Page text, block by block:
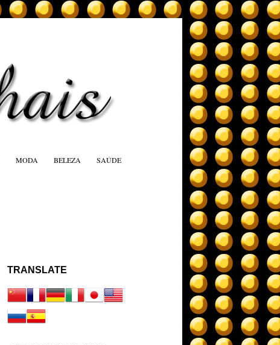
MODA BELEZA SAÚDE
TRANSLATE